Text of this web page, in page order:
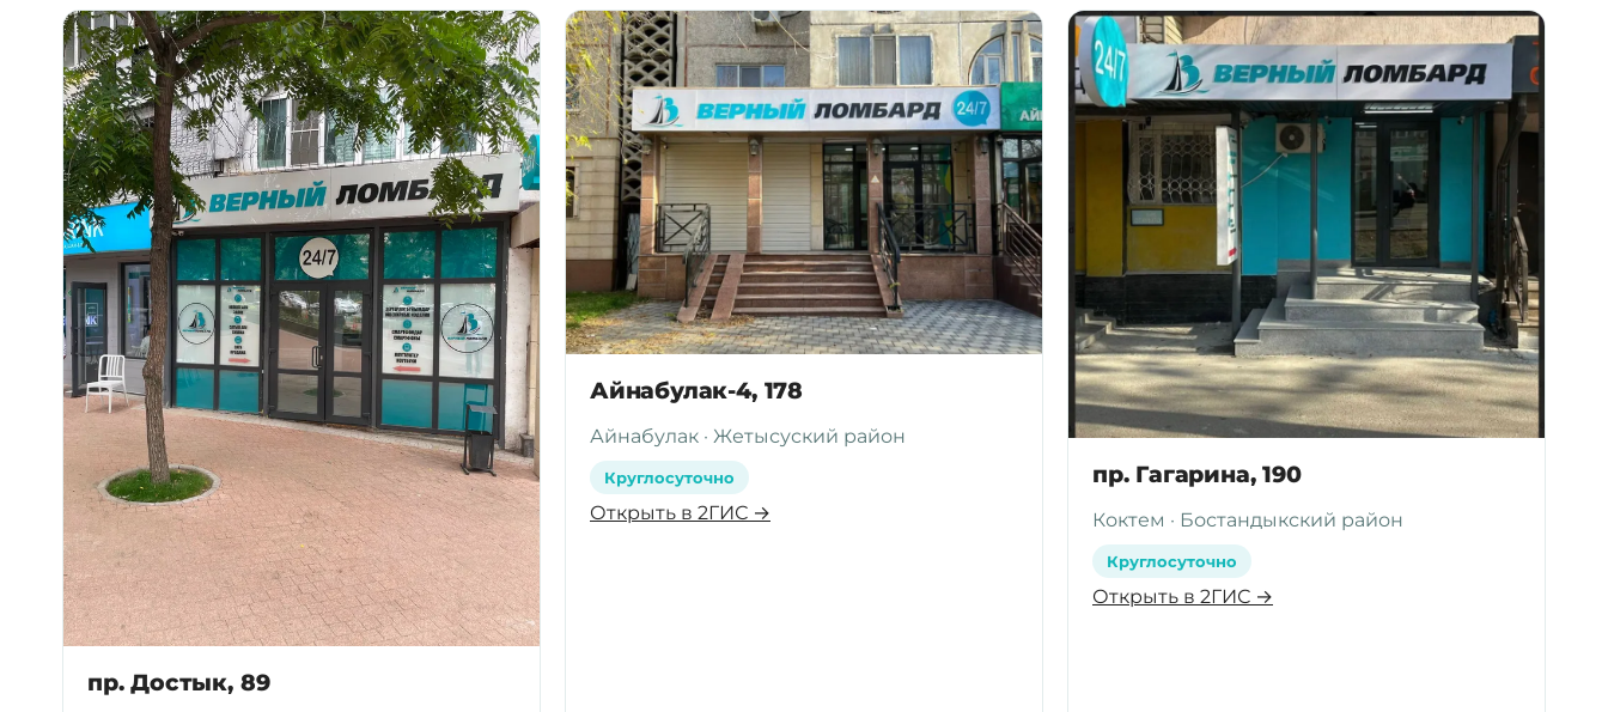
пр. Достык, 89
Айнабулак-4, 178
Айнабулак · Жетысуский район
Круглосуточно
Открыть в 2ГИС →
пр. Гагарина, 190
Коктем · Бостандыкский район
Круглосуточно
Открыть в 2ГИС →